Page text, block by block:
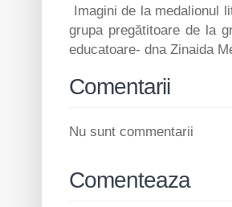
Imagini de la medalionul
grupa pregătitoare de la
educatoare- dna Zinaida
Comentarii
Nu sunt commentarii
Comenteaza